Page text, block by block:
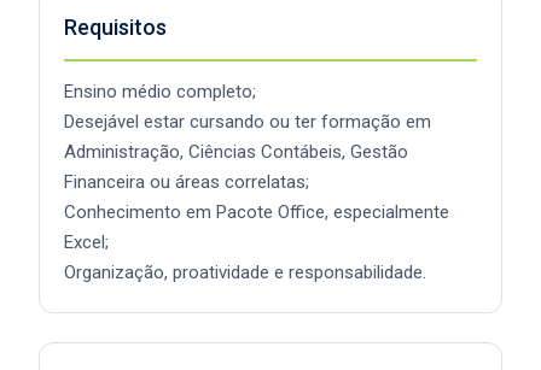
Requisitos
Ensino médio completo;
Desejável estar cursando ou ter formação em
Administração, Ciências Contábeis, Gestão
Financeira ou áreas correlatas;
Conhecimento em Pacote Office, especialmente
Excel;
Organização, proatividade e responsabilidade.